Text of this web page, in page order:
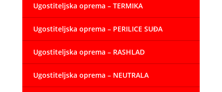
Ugostiteljska oprema – TERMIKA
Ugostiteljska oprema – PERILICE SUĐA
Ugostiteljska oprema – RASHLAD
Ugostiteljska oprema – NEUTRALA